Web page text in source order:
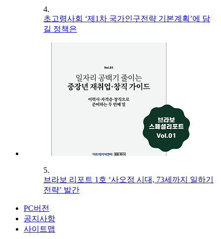
4.
초고령사회 ‘제1차 국가인구전략 기본계획’에 담
길 정책은
5.
브라보 리포트 1호 ‘사오정 시대, 73세까지 일하기
전략’ 발간
PC버전
공지사항
사이트맵